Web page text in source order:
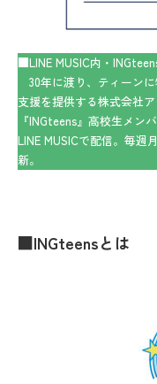
■LINE MUSIC内・
30年に渡り、ティーン
支援を提供する株式会社
『INGteens』高校生メン
LINE MUSICで配信。毎週
新。
■INGteensとは